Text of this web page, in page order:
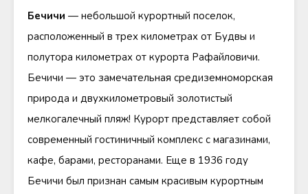
Бечичи — небольшой курортный поселок,
расположенный в трех километрах от Будвы и
полутора километрах от курорта Рафайловичи.
Бечичи — это замечательная средиземноморская
природа и двухкилометровый золотистый
мелкогалечный пляж! Курорт представляет собой
современный гостиничный комплекс с магазинами,
кафе, барами, ресторанами. Еще в 1936 году
Бечичи был признан самым красивым курортным